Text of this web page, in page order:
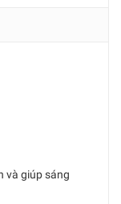
và giúp sáng